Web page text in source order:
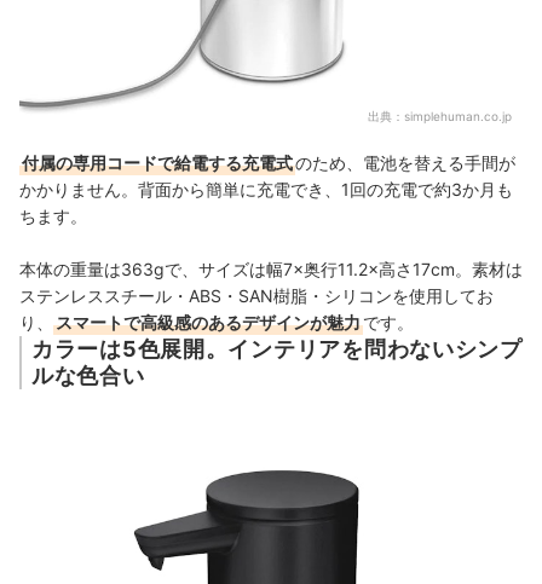
出典： simplehuman.co.jp
付属の専用コードで給電する充電式のため、電池を替える手間が
かかりません。背面から簡単に充電でき、1回の充電で約3か月も
ちます。
本体の重量は363gで、サイズは幅7×奥行11.2×高さ17cm。素材は
ステンレススチール・ABS・SAN樹脂・シリコンを使用してお
り、
スマートで高級感のあるデザインが魅力です。
カラーは5色展開。インテリアを問わないシンプ
ルな色合い